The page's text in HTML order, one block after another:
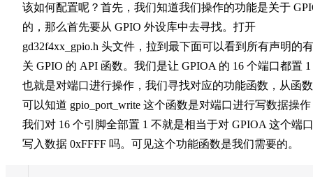
该如何配置呢？首先，我们知道我们操作的功能是关于
的，那么首先要从 GPIO 外设库中去寻找。打开
gd32f4xx_gpio.h 头文件，拉到最下面可以看到所有声明的有
关 GPIO 的 API 函数。我们是让 GPIOA 的 16 个端口都置
也就是对端口进行操作，我们寻找对应的功能函数，从函
可以知道 gpio_port_write 这个函数是对端口进行写数据操
我们对 16 个引脚全部置 1 不就是相当于对 GPIOA 这个端口
写入数据 0xFFFF 吗。可见这个功能函数是我们需要的。